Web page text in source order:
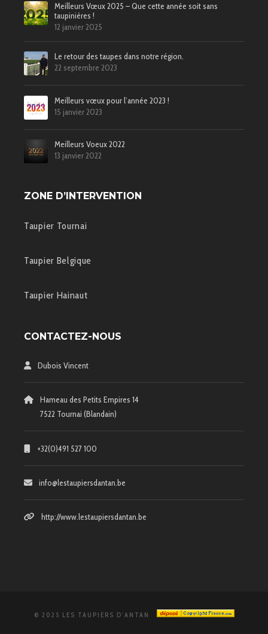
Meilleurs Vœux 2025 – Que cette année soit sans
taupinières !
12 janvier 2025
Le retour des taupes dans notre région.
22 septembre 2023
Meilleurs vœux pour l’année 2023 !
15 janvier 2023
Meilleurs Voeux 2022
13 janvier 2022
ZONE D’INTERVENTION
Taupier Tournai
Taupier Belgique
Taupier Hainaut
CONTACTEZ-NOUS
Dubois Vincent
Hameau des Petits Empires 14
7522 Tournai (Blandain)
+32(0)491 527 100
info@lestaupiersdantan.be
http://www.lestaupiersdantan.be
© 2025 LES TAUPIERS D'ANTAN